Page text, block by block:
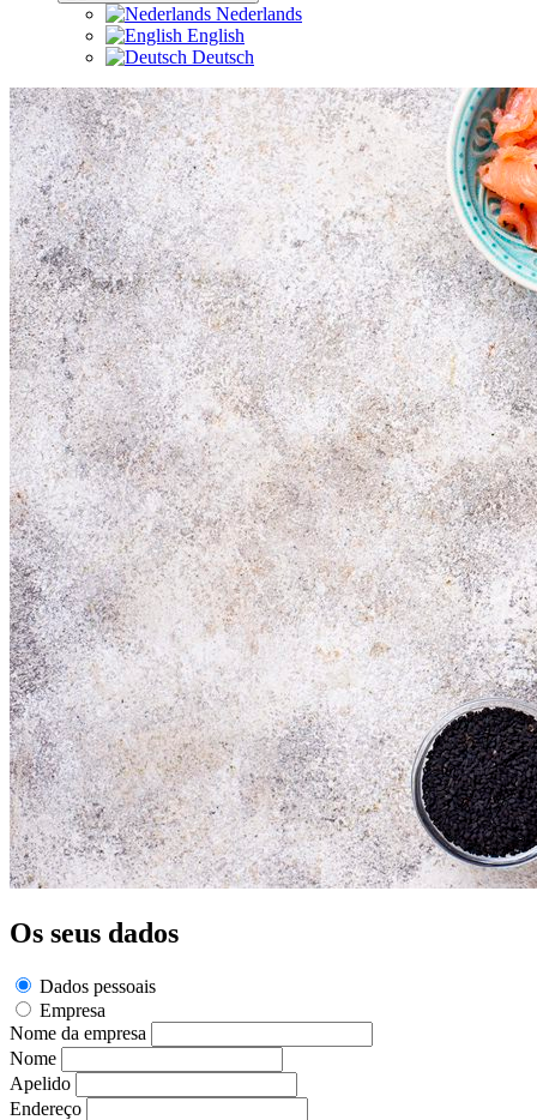
Nederlands
English
Deutsch
Os seus dados
Dados pessoais
Empresa
Nome da empresa
Nome
Apelido
Endereço